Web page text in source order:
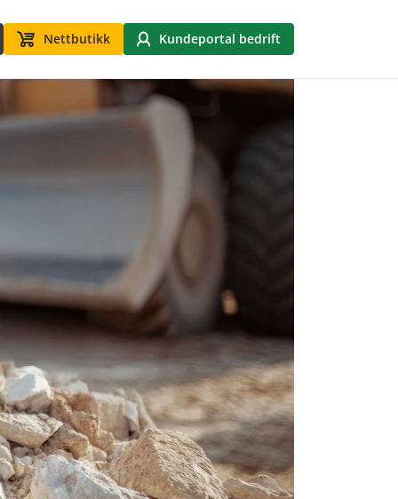
Nettbutikk Kundeportal bedrift